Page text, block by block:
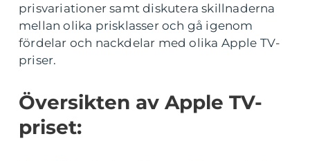
prisvariationer samt diskutera skillnaderna
mellan olika prisklasser och gå igenom
fördelar och nackdelar med olika Apple TV-
priser.
Översikten av Apple TV-
priset: